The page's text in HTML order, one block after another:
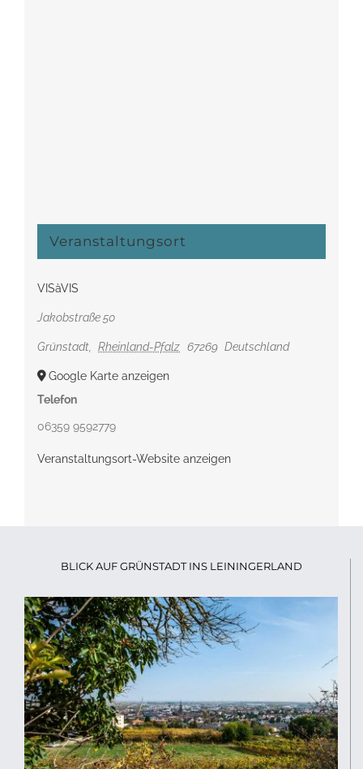
Veranstaltungsort
VISàVIS
Jakobstraße 50
Grünstadt, Rheinland-Pfalz 67269 Deutschland
Google Karte anzeigen
Telefon
06359 9592779
Veranstaltungsort-Website anzeigen
BLICK AUF GRÜNSTADT INS LEININGERLAND